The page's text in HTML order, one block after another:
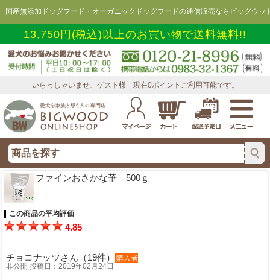
国産無添加ドッグフード・オーガニックドッグフードの通信販売ならビッグウッ
13,750円(税込)以上のお買い物で送料無料!!
いらっしゃいませ、ゲスト様 現在0ポイントご利用可能です。
ファインおさかな華 500ｇ
この商品の平均評価
4.85
チョコナッツさん（19件）
購入者
非公開 投稿日：2019年02月24日